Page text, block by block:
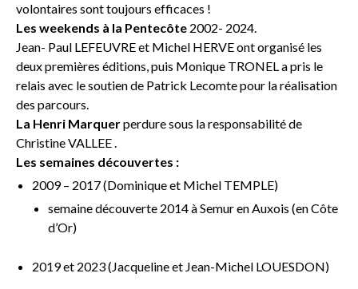
volontaires sont toujours efficaces !
Les weekends à la Pentecôte 2002- 2024.
Jean- Paul LEFEUVRE et Michel HERVE ont organisé les
deux premières éditions, puis Monique TRONEL a pris le
relais avec le soutien de Patrick Lecomte pour la réalisation
des parcours.
La Henri Marquerperdure sous la responsabilité de
Christine VALLEE .
Les semaines découvertes :
2009 – 2017 (Dominique et Michel TEMPLE)
semaine découverte 2014 à Semur en Auxois (en Côte
d’Or)
2019 et 2023 (Jacqueline et Jean-Michel LOUESDON)